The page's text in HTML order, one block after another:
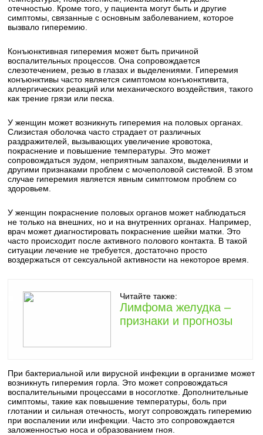
отечностью. Кроме того, у пациента могут быть и другие
симптомы, связанные с основным заболеванием, которое
вызвало гиперемию.
Конъюнктивная гиперемия может быть причиной
воспалительных процессов. Она сопровождается
слезотечением, резью в глазах и выделениями. Гиперемия
конъюнктивы часто является симптомом конъюнктивита,
аллергических реакций или механического воздействия, такого
как трение грязи или песка.
У женщин может возникнуть гиперемия на половых органах.
Слизистая оболочка часто страдает от различных
раздражителей, вызывающих увеличение кровотока,
покраснение и повышение температуры. Это может
сопровождаться зудом, неприятным запахом, выделениями и
другими признаками проблем с мочеполовой системой. В этом
случае гиперемия является явным симптомом проблем со
здоровьем.
У женщин покраснение половых органов может наблюдаться
не только на внешних, но и на внутренних органах. Например,
врач может диагностировать покраснение шейки матки. Это
часто происходит после активного полового контакта. В такой
ситуации лечение не требуется, достаточно просто
воздержаться от сексуальной активности на некоторое время.
Читайте также:
Лимфома желудка –
признаки и прогнозы
При бактериальной или вирусной инфекции в организме может
возникнуть гиперемия горла. Это может сопровождаться
воспалительными процессами в носоглотке. Дополнительные
симптомы, такие как повышение температуры, боль при
глотании и сильная отечность, могут сопровождать гиперемию
при воспалении или инфекции. Часто это сопровождается
заложенностью носа и образованием гноя.